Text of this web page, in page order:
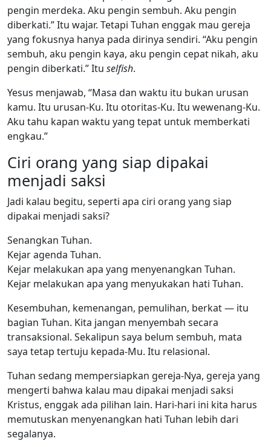
pengin merdeka. Aku pengin sembuh. Aku pengin
diberkati.” Itu wajar. Tetapi Tuhan enggak mau gereja
yang fokusnya hanya pada dirinya sendiri. “Aku pengin
sembuh, aku pengin kaya, aku pengin cepat nikah, aku
pengin diberkati.” Itu selfish.
Yesus menjawab, “Masa dan waktu itu bukan urusan
kamu. Itu urusan-Ku. Itu otoritas-Ku. Itu wewenang-Ku.
Aku tahu kapan waktu yang tepat untuk memberkati
engkau.”
Ciri orang yang siap dipakai
menjadi saksi
Jadi kalau begitu, seperti apa ciri orang yang siap
dipakai menjadi saksi?
Senangkan Tuhan.
Kejar agenda Tuhan.
Kejar melakukan apa yang menyenangkan Tuhan.
Kejar melakukan apa yang menyukakan hati Tuhan.
Kesembuhan, kemenangan, pemulihan, berkat — itu
bagian Tuhan. Kita jangan menyembah secara
transaksional. Sekalipun saya belum sembuh, mata
saya tetap tertuju kepada-Mu. Itu relasional.
Tuhan sedang mempersiapkan gereja-Nya, gereja yang
mengerti bahwa kalau mau dipakai menjadi saksi
Kristus, enggak ada pilihan lain. Hari-hari ini kita harus
memutuskan menyenangkan hati Tuhan lebih dari
segalanya.